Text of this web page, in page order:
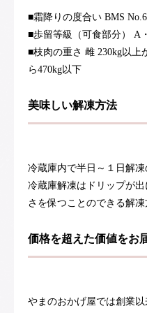
■霜降りの度合い BMS
■歩留等級（可食部分） A
■枝肉の重さ 雌 230kg以上
ら470kg以下
美味しい解凍方法
冷蔵庫内で半日～１日解凍
冷蔵庫解凍はドリップが
さを保つことのできる解凍
価格を超えた価値をお
やまのおかげ屋では創業